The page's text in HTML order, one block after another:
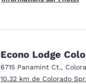
Econo Lodge
6715 Panamint Ct.,
10.32 km de Colorado